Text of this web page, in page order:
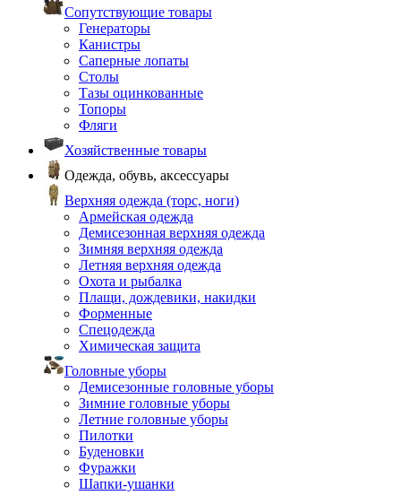
Сопутствующие товары
Генераторы
Канистры
Саперные лопаты
Столы
Тазы оцинкованные
Топоры
Фляги
Хозяйственные товары
Одежда, обувь, аксессуары
Верхняя одежда (торс, ноги)
Армейская одежда
Демисезонная верхняя одежда
Зимняя верхняя одежда
Летняя верхняя одежда
Охота и рыбалка
Плащи, дождевики, накидки
Форменные
Спецодежда
Химическая защита
Головные уборы
Демисезонные головные уборы
Зимние головные уборы
Летние головные уборы
Пилотки
Буденовки
Фуражки
Шапки-ушанки